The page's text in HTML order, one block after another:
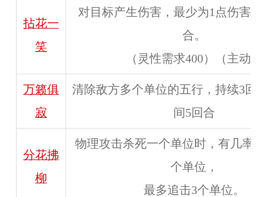
拈花一
笑
对目标产生伤害，最少为1点伤害，
合。
（灵性需求400）（主动）
万籁俱
寂
清除敌方多个单位的五行，持续3回
间5回合
分花拂
柳
物理攻击杀死一个单位时，有几率
个单位，
最多追击3个单位。